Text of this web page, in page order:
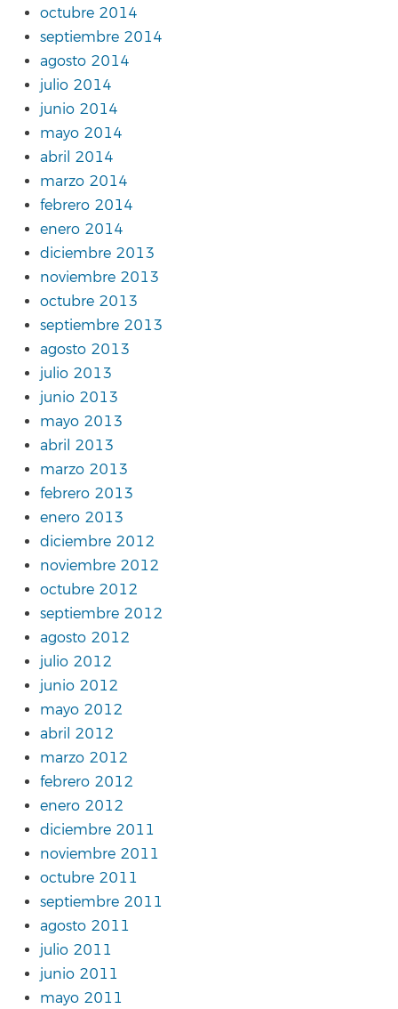
octubre 2014
septiembre 2014
agosto 2014
julio 2014
junio 2014
mayo 2014
abril 2014
marzo 2014
febrero 2014
enero 2014
diciembre 2013
noviembre 2013
octubre 2013
septiembre 2013
agosto 2013
julio 2013
junio 2013
mayo 2013
abril 2013
marzo 2013
febrero 2013
enero 2013
diciembre 2012
noviembre 2012
octubre 2012
septiembre 2012
agosto 2012
julio 2012
junio 2012
mayo 2012
abril 2012
marzo 2012
febrero 2012
enero 2012
diciembre 2011
noviembre 2011
octubre 2011
septiembre 2011
agosto 2011
julio 2011
junio 2011
mayo 2011